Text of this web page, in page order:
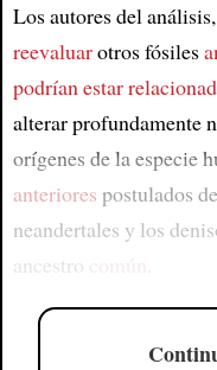
Los autores del
reevaluarotros fósiles
podrían estar
alterar profundamente
orígenes de la especie
anteriores postulados
neandertales y los
ancestro común